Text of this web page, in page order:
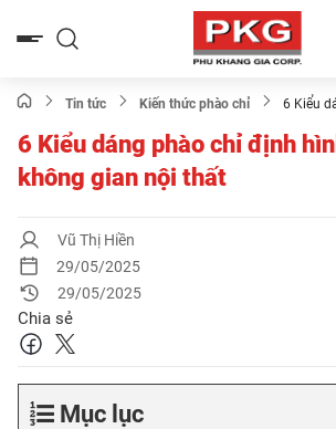
qua
Tin tức Kiến thức phào chỉ
6 Kiểu
tính cách không gian nội thất
6 Kiểu dáng phào chỉ định
không gian nội thất
Vũ Thị Hiền
29/05/2025
29/05/2025
Chia sẻ
Mục lục